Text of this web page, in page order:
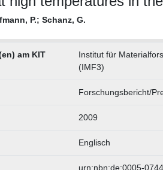
P.; Schanz, G.
am KIT
Institut für
(IMF3)
Forschungsbericht/
2009
Englisch
urn:nbn:de:0005-